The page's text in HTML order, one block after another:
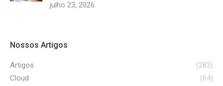
julho 23, 2026
Nossos Artigos
Artigos
(282)
Cloud
(64)